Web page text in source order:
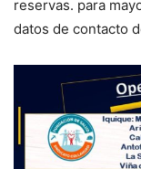
reservas. para
datos de contacto